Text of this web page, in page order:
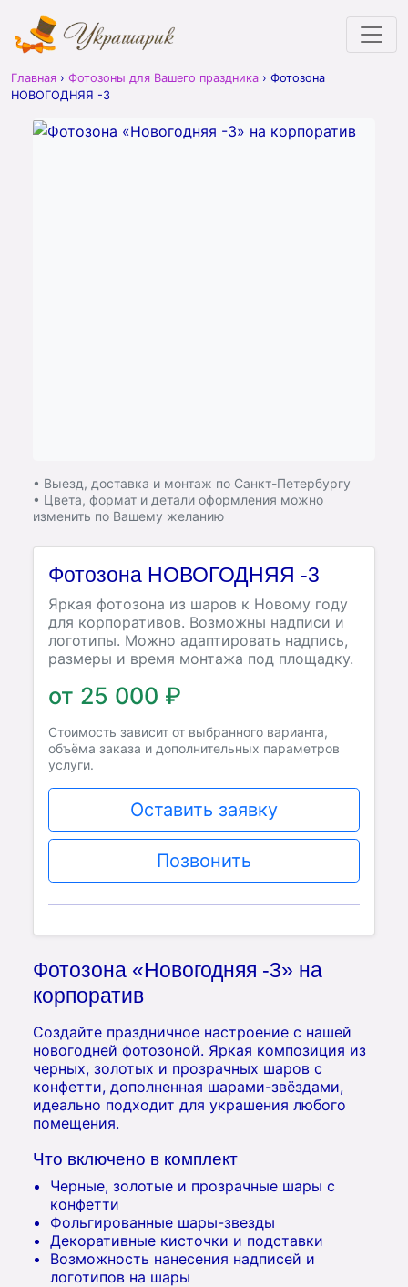
Главная › Фотозоны для Вашего праздника › Фотозона
НОВОГОДНЯЯ -3
• Выезд, доставка и монтаж по Санкт-Петербургу
• Цвета, формат и детали оформления можно
изменить по Вашему желанию
Фотозона НОВОГОДНЯЯ -3
Яркая фотозона из шаров к Новому году
для корпоративов. Возможны надписи и
логотипы. Можно адаптировать надпись,
размеры и время монтажа под площадку.
от 25 000 ₽
Стоимость зависит от выбранного варианта,
объёма заказа и дополнительных параметров
услуги.
Оставить заявку
Позвонить
Фотозона «Новогодняя -3» на
корпоратив
Создайте праздничное настроение с нашей
новогодней фотозоной. Яркая композиция из
черных, золотых и прозрачных шаров с
конфетти, дополненная шарами-звёздами,
идеально подходит для украшения любого
помещения.
Что включено в комплект
Черные, золотые и прозрачные шары с
конфетти
Фольгированные шары-звезды
Декоративные кисточки и подставки
Возможность нанесения надписей и
логотипов на шары